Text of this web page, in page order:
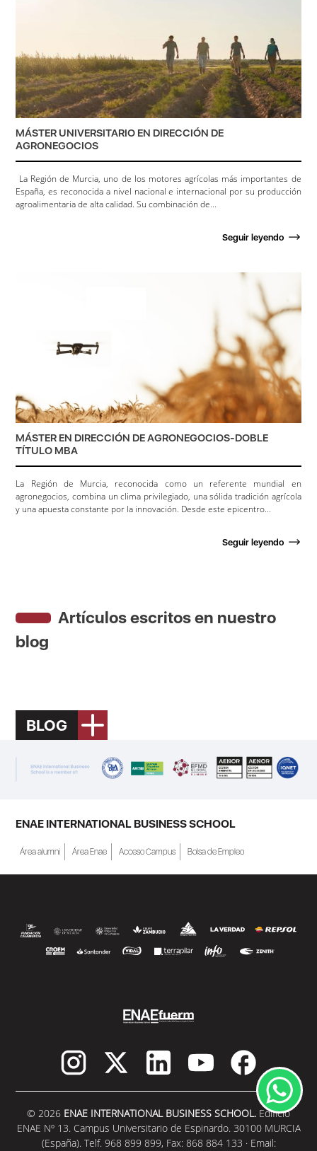
MÁSTER UNIVERSITARIO EN DIRECCIÓN DE
AGRONEGOCIOS
La Región de Murcia, uno de los motores agrícolas más importantes de
España, es reconocida a nivel nacional e internacional por su producción
agroalimentaria de alta calidad. Su combinación de...
Seguir leyendo
MÁSTER EN DIRECCIÓN DE AGRONEGOCIOS-DOBLE
TÍTULO MBA
La Región de Murcia, reconocida como un referente mundial en
agronegocios, combina un clima privilegiado, una sólida tradición agrícola
y una apuesta constante por la innovación. Desde este epicentro...
Seguir leyendo
Artículos escritos en nuestro
blog
BLOG
ENAE INTERNATIONAL BUSINESS SCHOOL
Área alumni Área Enae Acceso Campus Bolsa de Empleo
© 2026 ENAE INTERNATIONAL BUSINESS SCHOOL. Edificio
ENAE Nº 13. Campus Universitario de Espinardo. 30100 MURCIA
(España). Telf. 968 899 899, Fax: 868 884 133 · Email: